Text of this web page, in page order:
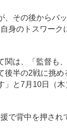
、その後からバ
身のトスワーク
関は、「監督も
後半の2戦に挑め
」と7月10日（
で背中を押され